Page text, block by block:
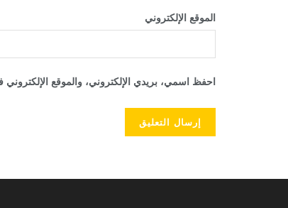
الموقع الإلكتروني
احفظ اسمي، بريدي الإلكتروني، والموقع